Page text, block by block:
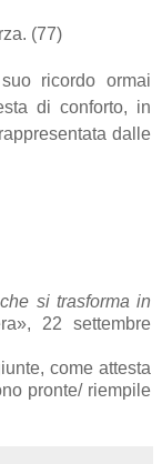
(77)
ricordo ormai
di conforto, in
dalle
si trasforma in
22 settembre
come attesta
pronte/ riempile